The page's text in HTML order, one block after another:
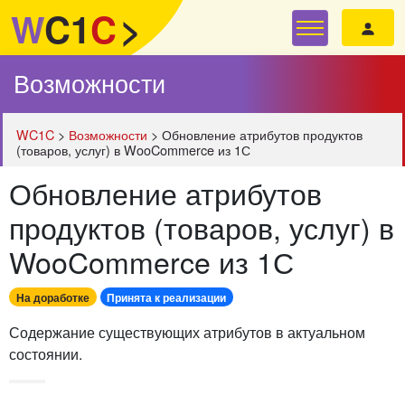
WC1C>
Возможности
WC1C > Возможности > Обновление атрибутов продуктов
(товаров, услуг) в WooCommerce из 1С
Обновление атрибутов
продуктов (товаров, услуг) в
WooCommerce из 1С
На доработке Принята к реализации
Содержание существующих атрибутов в актуальном
состоянии.